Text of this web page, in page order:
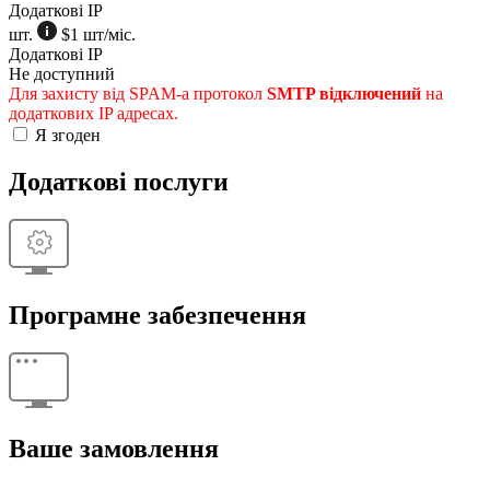
Додаткові IP
шт.
$1 шт/міс.
Додаткові IP
Не доступний
Для захисту від SPAM-а протокол SMTP відключений на
додаткових IP адресах.
Я згоден
Додаткові послуги
Програмне забезпечення
Ваше замовлення